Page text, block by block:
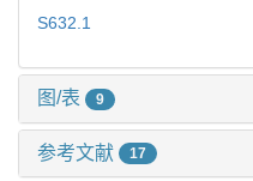
S632.1
图/表 9
参考文献 17